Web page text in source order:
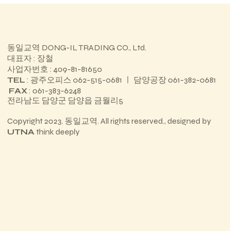
동일교역 DONG-IL TRADING CO., Ltd.
대표자 : 장철
사업자번호 : 409-81-81650
TEL : 광주오피스 062-515-0681 ㅣ 담양공장 061-382-0681
FAX: 061-383-6248
전라남도 담양군 담양읍 금월리5
Copyright 2023. 동일교역. All rights reserved., designed by
UTNA think deeply